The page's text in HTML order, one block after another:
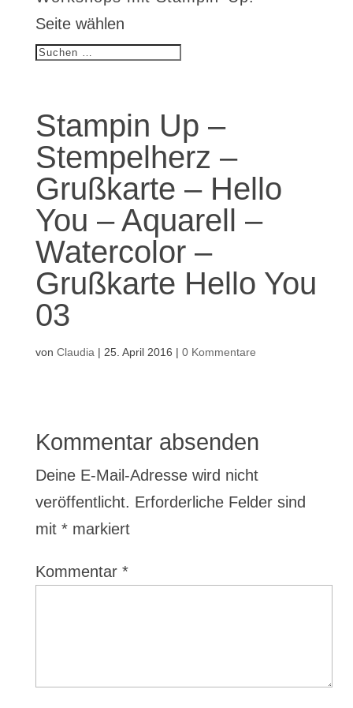
Seite wählen
Stampin Up –
Stempelherz –
Grußkarte – Hello
You – Aquarell –
Watercolor –
Grußkarte Hello You
03
von Claudia | 25. April 2016 | 0 Kommentare
Kommentar absenden
Deine E-Mail-Adresse wird nicht
veröffentlicht. Erforderliche Felder sind
mit *markiert
Kommentar *